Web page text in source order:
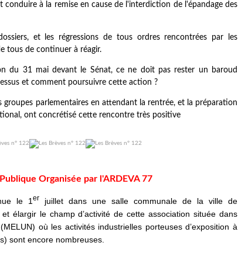
conduire à la remise en cause de l'interdiction de l'épandage des
et les régressions de tous ordres rencontrées par les
tous de continuer à réagir.
du 31 mai devant le Sénat, ce ne doit pas rester un baroud
et comment poursuivre cette action ?
groupes parlementaires en attendant la rentrée, et la préparation
ont concrétisé cette rencontre très positive
Organisée par l'ARDEVA 77
le 1 er
juillet dans une salle communale de la ville de
élargir le champ d’activité de cette association située dans
où les activités industrielles porteuses d’exposition à
sont encore nombreuses.